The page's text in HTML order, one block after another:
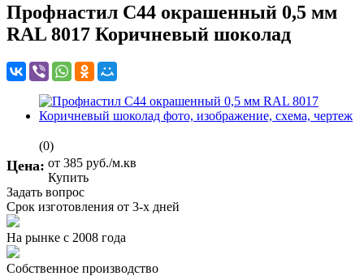
Профнастил С44 окрашенный 0,5 мм
RAL 8017 Коричневый шоколад
(0)
Цена: от 385 руб./м.кв
Купить
Задать вопрос
Срок изготовления от 3-х дней
На рынке с 2008 года
Собственное производство